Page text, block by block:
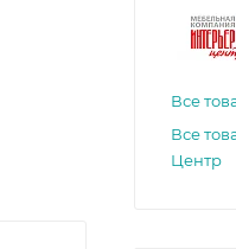
Все
Все
Центр